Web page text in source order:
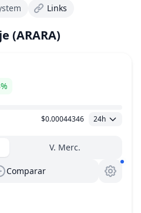
Links
(ARARA)
$0.00044346 24h
V. Merc.
Comparar